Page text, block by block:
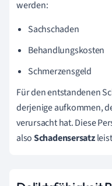
werden:
Sachschaden
Behandlungskosten
Schmerzensgeld
Für den entstandenen
derjenige aufkommen,
verursacht hat. Diese
alsoSchadensersatz